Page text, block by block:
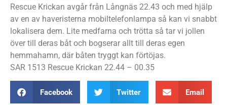
Rescue Krickan avgår från Långnäs 22.43 och med hjälp
av en av haveristerna mobiltelefonlampa så kan vi snabbt
lokalisera dem. Lite medfarna och trötta så tar vi jollen
över till deras båt och bogserar allt till deras egen
hemmahamn, där båten tryggt kan förtöjas.
SAR 1513 Rescue Krickan 22.44 – 00.35
Facebook Twitter Email